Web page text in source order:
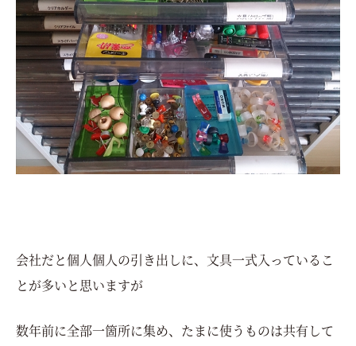
会社だと個人個人の引き出しに、文具一式入っているこ
とが多いと思いますが
数年前に全部一箇所に集め、たまに使うものは共有して